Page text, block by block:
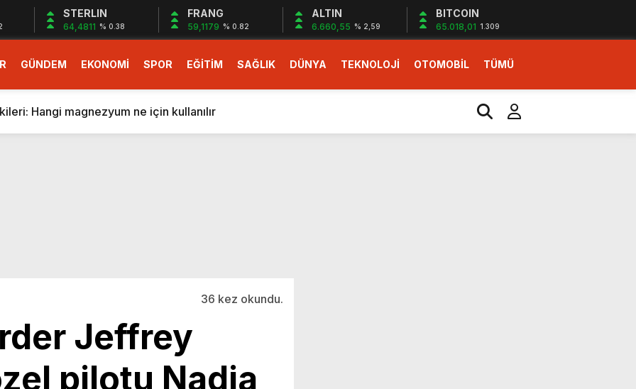
STERLIN
64,4811 % 0.38
FRANG
59,1179 % 0.82
ALTIN
6.660,55 % 2,59
BITCOIN
65.018,01 1.309
GÜNDEM EKONOMİ SPOR EĞİTİM SAĞLIK DÜNYA TEKNOLOJİ OTOMOBİL TÜMÜ
dev teklif
gelecek yeni özellikler belli oldu
Hangi magnezyum ne için kullanılır
başlıyor
dev teklif
36 kez okundu.
Jeffrey
pilotu Nadia